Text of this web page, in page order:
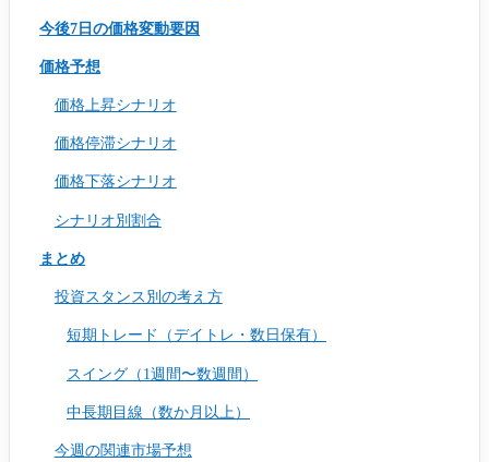
今後7日の価格変動要因
価格予想
価格上昇シナリオ
価格停滞シナリオ
価格下落シナリオ
シナリオ別割合
まとめ
投資スタンス別の考え方
短期トレード（デイトレ・数日保有）
スイング（1週間〜数週間）
中長期目線（数か月以上）
今週の関連市場予想